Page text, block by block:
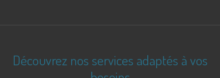
Découvrez nos services adaptés à vos